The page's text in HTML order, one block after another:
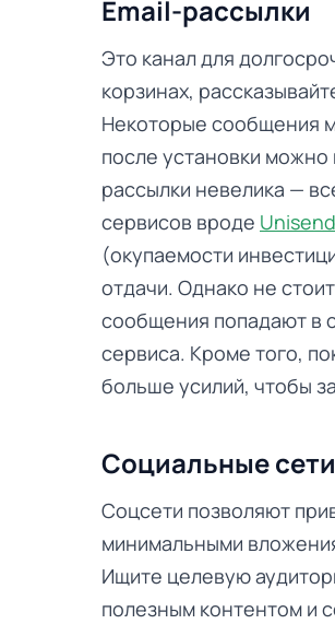
Email-рассылки
Это канал для
корзинах,
Некоторые сообщения
после установки
рассылки невелика —
сервисов вроде
(окупаемости
отдачи. Однако не
сообщения попадают в
сервиса. Кроме того,
больше усилий, чтобы
Социальные сети
Соцсети позволяют
минимальными
Ищите целевую
полезным контентом и